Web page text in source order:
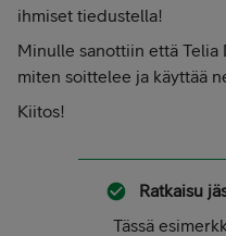
ihmiset tiedustella!
Minulle sanottiin että Telia
miten soittelee ja käyttää
Kiitos!
Ratkaisu
Tässä